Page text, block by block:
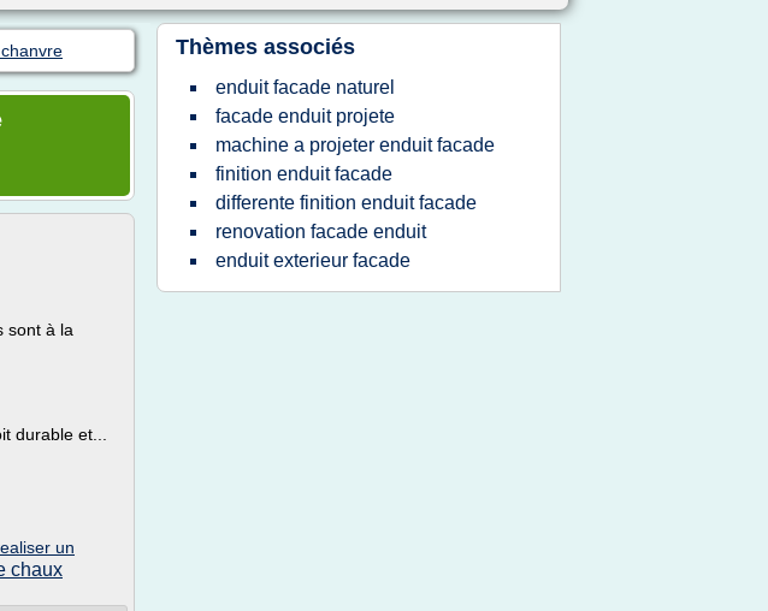
sont à la
durable et...
un
chaux
Thèmes associés
enduit facade naturel
facade enduit projete
machine a projeter enduit facade
finition enduit facade
differente finition enduit facade
renovation facade enduit
enduit exterieur facade